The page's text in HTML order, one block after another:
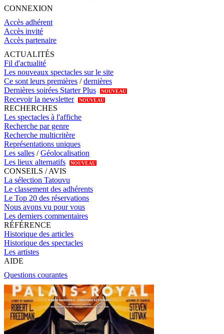
CONNEXION
Accès adhérent
Accès invité
Accès partenaire
ACTUALITÉS
Fil d'actualité
Les nouveaux spectacles sur le site
Ce sont leurs premières /dernières
Dernières soirées Starter Plus
NOUVEAU
Recevoir la newsletter NOUVEAU
RECHERCHES
Les spectacles à l'affiche
Recherche par genre
Recherche multicritère
Représentations uniques
Les salles /Géolocalisation
Les lieux alternatifs
NOUVEAU
CONSEILS / AVIS
La sélection Tatouvu
Le classement des adhérents
Le Top 20 des réservations
Nous avons vu pour vous
Les derniers commentaires
RÉFÉRENCE
Historique des articles
Historique des spectacles
Les artistes
AIDE
Questions courantes